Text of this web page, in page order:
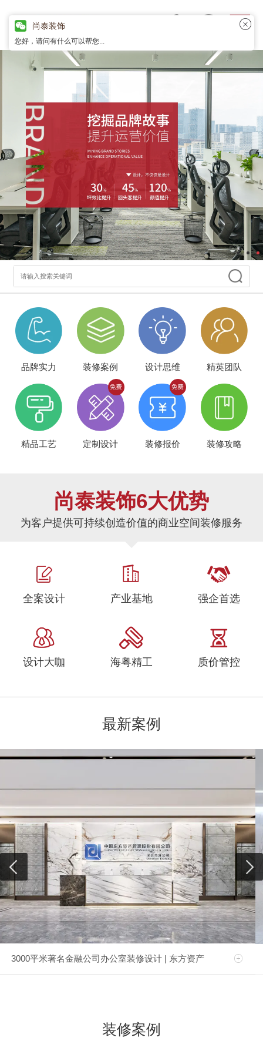
品牌实力 装修案例 设计思维 精英团队
精品工艺 定制设计 装修报价 装修攻略
尚泰装饰6大优势
为客户提供可持续创造价值的商业空间装修服务
全案设计 产业基地 强企首选
设计大咖 海粤精工 质价管控
最新案例
3000平米著名金融公司办公室装修设计 | 东方资产
装修案例
尚泰装饰
您好，请问有什么可以帮您...